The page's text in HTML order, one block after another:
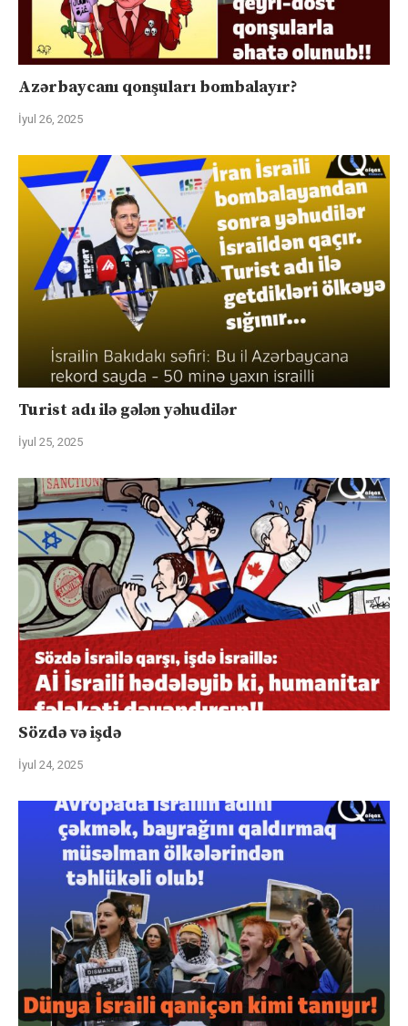
Azərbaycanı qonşuları bombalayır?
İyul 26, 2025
Turist adı ilə gələn yəhudilər
İyul 25, 2025
Sözdə və işdə
İyul 24, 2025